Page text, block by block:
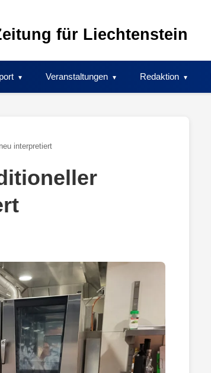
für Liechtenstein
Veranstaltungen Redaktion
interpretiert